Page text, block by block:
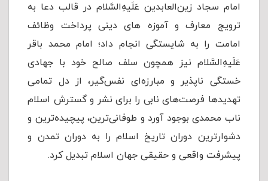
امام سجاد زین‌العابدین عَلَیهِ‌السَّلام در قالب دعا به
ترویج معارف و آموزه های دینی پرداخت وظائف
امامت را به شایستگی انجام داد؛ امام محمد باقر
عَلَیهِ‌السَّلام نیز همچون سلف صالح خود با جهادی
خستگی ناپذیر و مبارزه‌ای نفس‌گیر، از دل تمامی
تهدیدها فرصت‌های نابی را برای نشر و گسترش اسلام
ناب محمدی بوجود آورد و طوفانى‌ترین، پیچیده‌ترین و
دشوارترین دوران تاریخ‌ اسلام‌ را به دوران تمدن و
پیشرفت واقعی و حقیقی جهان اسلام تبدیل كرد.